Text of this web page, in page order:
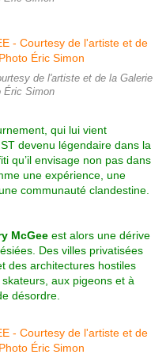
de l'artiste et de la Galerie
Éric Simon
qui lui vient
devenu légendaire dans la
qu’il envisage non pas dans
une expérience, une
communauté clandestine.
McGee est alors une dérive
Des villes privatisées
des architectures hostiles
aux pigeons et à
désordre.